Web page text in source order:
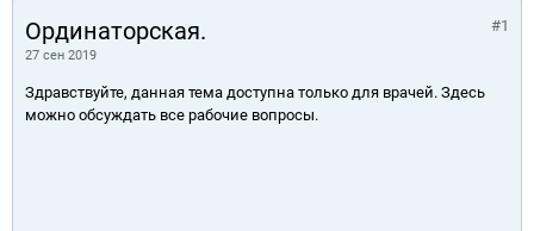
Ординаторская.
27 сен 2019
#1
Здравствуйте, данная тема доступна только для врачей. Здесь
можно обсуждать все рабочие вопросы.